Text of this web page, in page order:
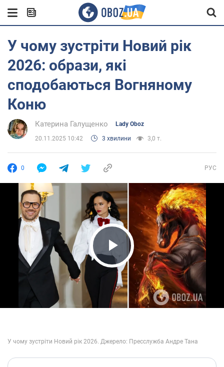
У чому зустріти Новий рік
2026: образи, які
сподобаються Вогняному
Коню
Катерина Галущенко Lady Oboz
20.11.2025 10:42 3 хвилини 3,0 т.
0 РУС
Play Video